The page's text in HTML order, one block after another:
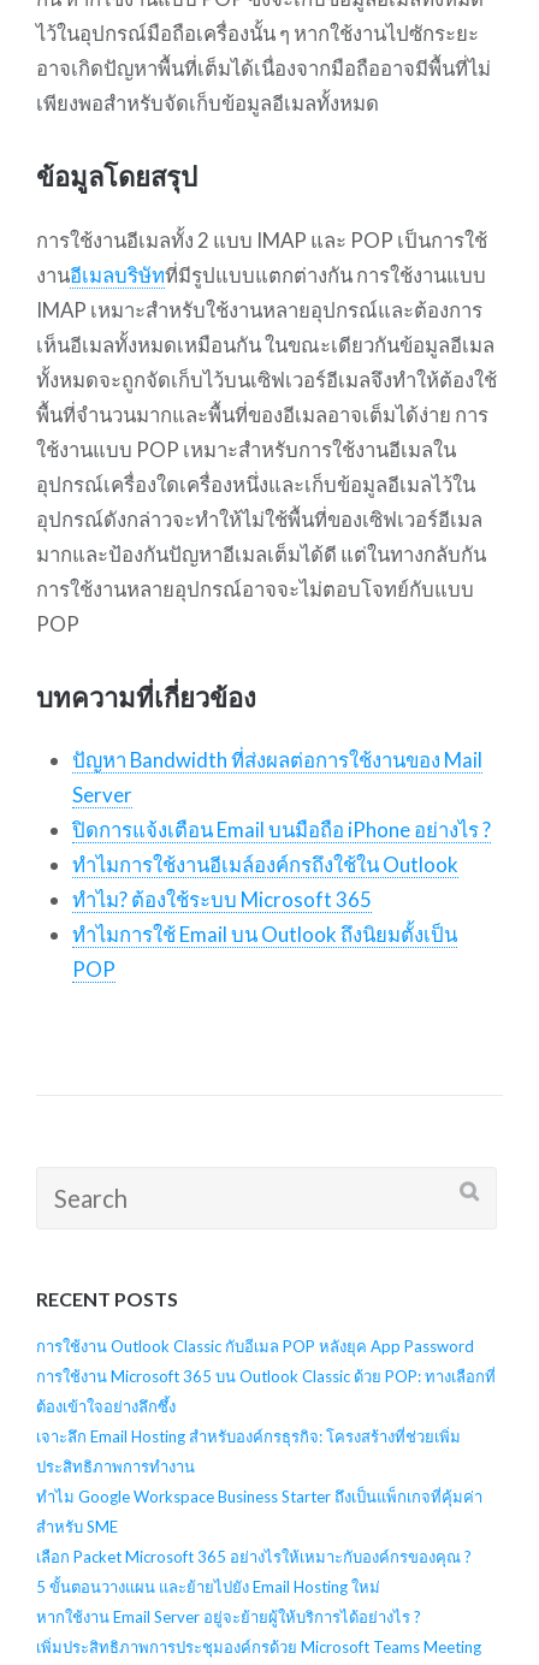
ไว้ในอุปกรณ์มือถือเครื่องนั้น ๆ หากใช้งานไปซักระยะ
อาจเกิดปัญหาพื้นที่เต็มได้เนื่องจากมือถืออาจมีพื้นที่ไม่
เพียงพอสำหรับจัดเก็บข้อมูลอีเมลทั้งหมด
ข้อมูลโดยสรุป
การใช้งานอีเมลทั้ง 2 แบบ IMAP และ POP เป็นการใช้
งานอีเมลบริษัทที่มีรูปแบบแตกต่างกัน การใช้งานแบบ
IMAP เหมาะสำหรับใช้งานหลายอุปกรณ์และต้องการ
เห็นอีเมลทั้งหมดเหมือนกัน ในขณะเดียวกันข้อมูลอีเมล
ทั้งหมดจะถูกจัดเก็บไว้บนเซิฟเวอร์อีเมลจึงทำให้ต้องใช้
พื้นที่จำนวนมากและพื้นที่ของอีเมลอาจเต็มได้ง่าย การ
ใช้งานแบบ POP เหมาะสำหรับการใช้งานอีเมลใน
อุปกรณ์เครื่องใดเครื่องหนึ่งและเก็บข้อมูลอีเมลไว้ใน
อุปกรณ์ดังกล่าวจะทำให้ไม่ใช้พื้นที่ของเซิฟเวอร์อีเมล
มากและป้องกันปัญหาอีเมลเต็มได้ดี แต่ในทางกลับกัน
การใช้งานหลายอุปกรณ์อาจจะไม่ตอบโจทย์กับแบบ
POP
บทความที่เกี่ยวข้อง
ปัญหา Bandwidth ที่ส่งผลต่อการใช้งานของ Mail
Server
ปิดการแจ้งเตือน Email บนมือถือ iPhone อย่างไร ?
ทำไมการใช้งานอีเมล์องค์กรถึงใช้ใน Outlook
ทำไม? ต้องใช้ระบบ Microsoft 365
ทำไมการใช้ Email บน Outlook ถึงนิยมตั้งเป็น
POP
Search
RECENT POSTS
การใช้งาน Outlook Classic กับอีเมล POP หลังยุค App Password
การใช้งาน Microsoft 365 บน Outlook Classic ด้วย POP: ทางเลือกที่
ต้องเข้าใจอย่างลึกซึ้ง
เจาะลึก Email Hosting สำหรับองค์กรธุรกิจ: โครงสร้างที่ช่วยเพิ่ม
ประสิทธิภาพการทำงาน
ทำไม Google Workspace Business Starter ถึงเป็นแพ็กเกจที่คุ้มค่า
สำหรับ SME
เลือก Packet Microsoft 365 อย่างไรให้เหมาะกับองค์กรของคุณ ?
5 ขั้นตอนวางแผน และย้ายไปยัง Email Hosting ใหม่
หากใช้งาน Email Server อยู่จะย้ายผู้ให้บริการได้อย่างไร ?
เพิ่มประสิทธิภาพการประชุมองค์กรด้วย Microsoft Teams Meeting